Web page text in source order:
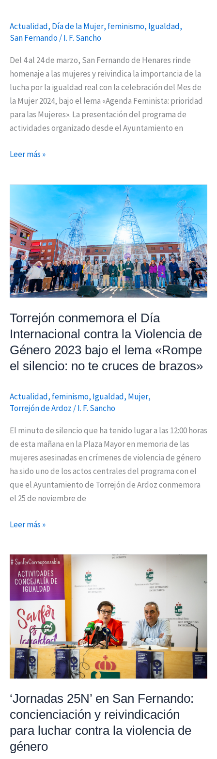
Actualidad, Día de la Mujer, feminismo, Igualdad,
San Fernando/I. F. Sancho
Del 4 al 24 de marzo, San Fernando de Henares rinde
homenaje a las mujeres y reivindica la importancia de la
lucha por la igualdad real con la celebración del Mes de
la Mujer 2024, bajo el lema «Agenda Feminista: prioridad
para las Mujeres». La presentación del programa de
actividades organizado desde el Ayuntamiento en
Leer más »
Torrejón conmemora el Día
Internacional contra la Violencia de
Género 2023 bajo el lema «Rompe
el silencio: no te cruces de brazos»
Actualidad, feminismo, Igualdad, Mujer,
Torrejón de Ardoz /I. F. Sancho
El minuto de silencio que ha tenido lugar a las 12:00 horas
de esta mañana en la Plaza Mayor en memoria de las
mujeres asesinadas en crímenes de violencia de género
ha sido uno de los actos centrales del programa con el
que el Ayuntamiento de Torrejón de Ardoz conmemora
el 25 de noviembre de
Torrejón
conmemora
el
Día
Internacional
contra
la
Violencia
de
Género
bajo
el
lema
el
silencio:
te
cruces
de
brazos»
Leer más »
‘Jornadas 25N’ en San Fernando:
concienciación y reivindicación
para luchar contra la violencia de
género
‘Jornadas
25N’
en
San
Fernando:
concienciación
y
reivindicación
para
contra
la
violencia
de
género